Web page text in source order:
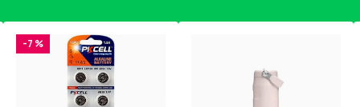
spillkonsoll, gir denne splitteren pålitelig
sette opp og bruke, uten behov for
med denne allsidige og pålitelige
-7 %